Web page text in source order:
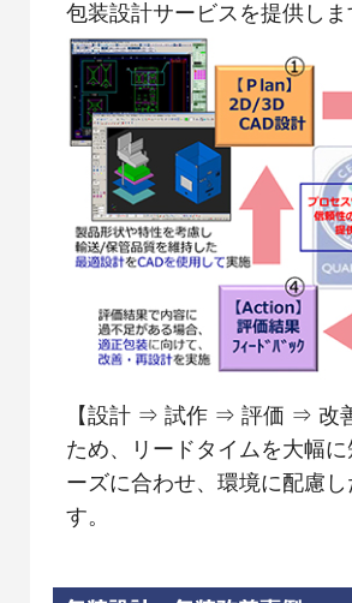
包装設計サービスを提供しま
【設計 ⇒ 試作 ⇒ 評価 ⇒ 改
ため、リードタイムを大幅
ーズに合わせ、環境に配慮
す。